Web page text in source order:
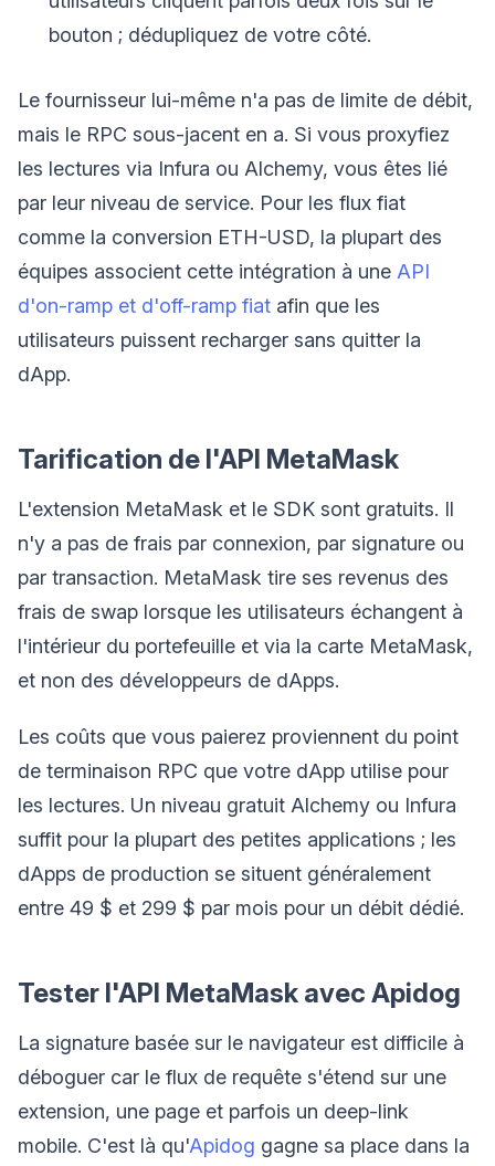
bouton ; dédupliquez de votre côté.
Le fournisseur lui-même n'a pas de limite de débit,
mais le RPC sous-jacent en a. Si vous proxyfiez
les lectures via Infura ou Alchemy, vous êtes lié
par leur niveau de service. Pour les flux fiat
comme la conversion ETH-USD, la plupart des
équipes associent cette intégration à une API
d'on-ramp et d'off-ramp fiat afin que les
utilisateurs puissent recharger sans quitter la
dApp.
Tarification de l'API MetaMask
L'extension MetaMask et le SDK sont gratuits. Il
n'y a pas de frais par connexion, par signature ou
par transaction. MetaMask tire ses revenus des
frais de swap lorsque les utilisateurs échangent à
l'intérieur du portefeuille et via la carte MetaMask,
et non des développeurs de dApps.
Les coûts que vous paierez proviennent du point
de terminaison RPC que votre dApp utilise pour
les lectures. Un niveau gratuit Alchemy ou Infura
suffit pour la plupart des petites applications ; les
dApps de production se situent généralement
entre 49 $ et 299 $ par mois pour un débit dédié.
Tester l'API MetaMask avec Apidog
La signature basée sur le navigateur est difficile à
déboguer car le flux de requête s'étend sur une
extension, une page et parfois un deep-link
mobile. C'est là qu'Apidog gagne sa place dans la